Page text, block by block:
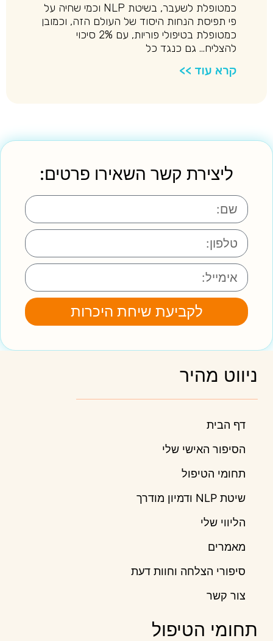
כמטופלת לשעבר, בשיטת NLP וכמי שחיה על
פי תפיסת הנחות היסוד של העולם הזה, וכמובן
כמטופלת בטיפולי פוריות, עם 2% סיכוי
להצליח… גם כנגד כל
קרא עוד >>
ליצירת קשר השאירו פרטים:
לקביעת שיחת היכרות
ניווט מהיר
דף הבית
הסיפור האישי שלי
תחומי הטיפול
שיטת NLP ודמיון מודרך
הליווי שלי
מאמרים
סיפורי הצלחה וחוות דעת
צור קשר
תחומי הטיפול